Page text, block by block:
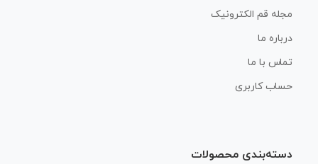
مجله قم الکترونیک
درباره ما
تماس با ما
حساب کاربری
دسته‌بندی محصولات